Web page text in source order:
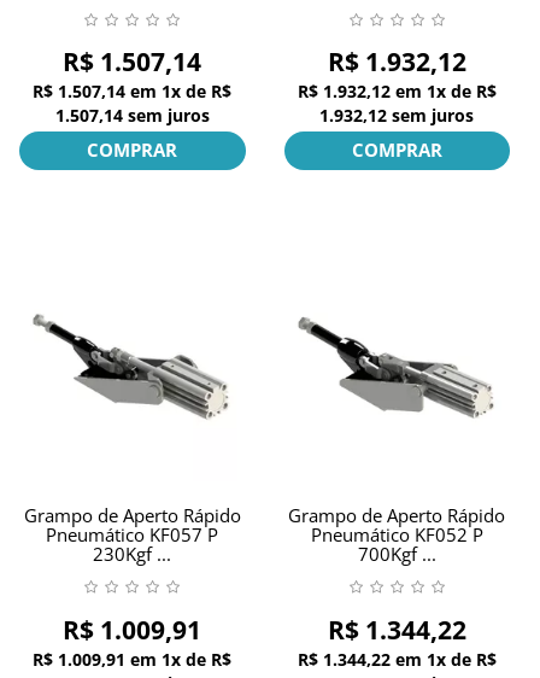
R$ 1.507,14
R$ 1.507,14 em 1x de R$
1.507,14 sem juros
COMPRAR
R$ 1.932,12
R$ 1.932,12 em 1x de R$
1.932,12 sem juros
COMPRAR
Grampo de Aperto Rápido
Pneumático KF057 P
230Kgf ...
R$ 1.009,91
R$ 1.009,91 em 1x de R$
Grampo de Aperto Rápido
Pneumático KF052 P
700Kgf ...
R$ 1.344,22
R$ 1.344,22 em 1x de R$